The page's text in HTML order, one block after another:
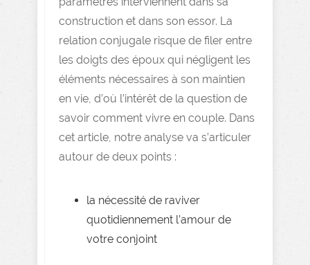
construction et dans son essor. La
relation conjugale risque de filer entre
les doigts des époux qui négligent les
éléments nécessaires à son maintien
en vie, d’où l’intérêt de la question de
savoir comment vivre en couple. Dans
cet article, notre analyse va s’articuler
autour de deux points :
la nécessité de raviver
quotidiennement l’amour de
votre conjoint